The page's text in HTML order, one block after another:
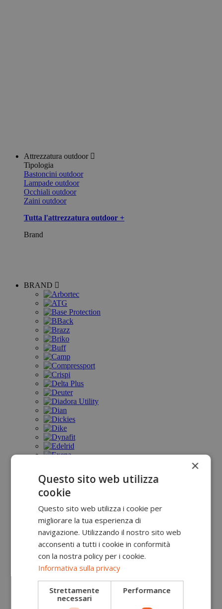
Attrezzatura outdoor
Tipologia
Bastoncini outdoor
Lampade outdoor
Occhiali outdoor
Zaini outdoor
Tutta l'attrezzatura outdoor +
Brand
BRAND
×
Questo sito web utilizza
cookie
Questo sito web utilizza i cookie per
migliorare la tua esperienza di
navigazione. Utilizzando il nostro sito web
acconsenti a tutti i cookie in conformità
con la nostra policy per i cookie.
Informativa sulla privacy
Strettamente
necessari
Performance